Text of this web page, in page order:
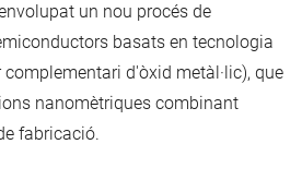
un nou procés de
basats en tecnologia
d'òxid metàl·lic), que
nanomètriques combinant
fabricació.